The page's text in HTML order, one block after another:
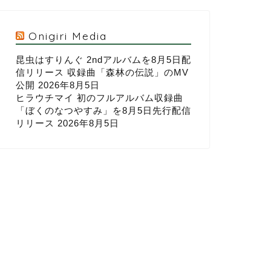
Onigiri Media
昆虫はすりんぐ 2ndアルバムを8月5日配
信リリース 収録曲「森林の伝説」のMV
公開 2026年8月5日
ヒラウチマイ 初のフルアルバム収録曲
「ぼくのなつやすみ」を8月5日先行配信
リリース 2026年8月5日